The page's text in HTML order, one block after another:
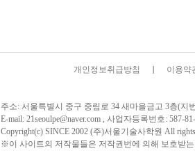
개인정보취급방침 이용약
주소: 서울특별시 중구 중림로 34 새마을금고 3층(지
E-mail: 21seoulpe@naver.com , 사업자등록번호:
Copyright(c) SINCE 2002 (주)서울기술사학원 All
※이 사이트의 저작물들은 저작권번에 의해 보호받